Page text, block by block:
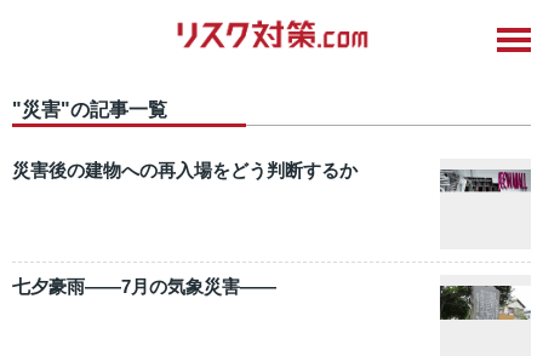
"災害"の記事一覧
災害後の建物への再入場をどう判断するか
七夕豪雨――7月の気象災害――